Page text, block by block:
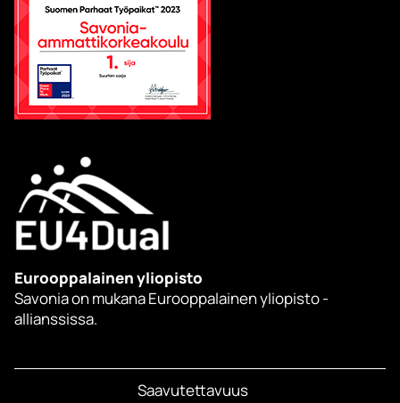
Eurooppalainen yliopisto
Savonia on mukana Eurooppalainen yliopisto -
allianssissa.
Saavutettavuus